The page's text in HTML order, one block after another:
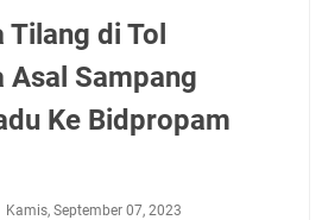
di Tol
Asal Sampang
Ke Bidpropam
Kamis, September 07, 2023